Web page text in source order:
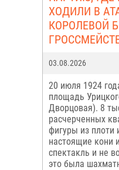
ХОДИЛИ В
КОРОЛЕВОЙ
03.08.2026
20 июля 1924
площадь
Дворцовая). 8
расчерченных
фигуры из плоти
настоящие кони
спектакль и не
это была